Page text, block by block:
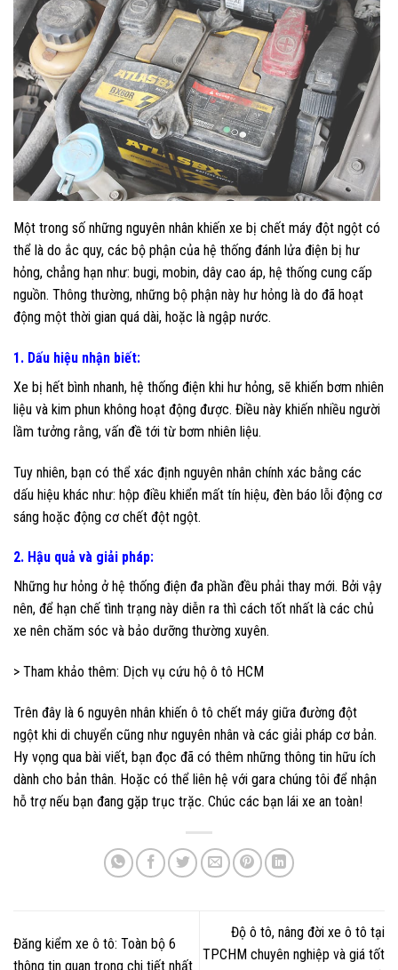
Một trong số những nguyên nhân khiến xe bị chết máy đột ngột có
thể là do ắc quy, các bộ phận của hệ thống đánh lửa điện bị hư
hỏng, chẳng hạn như: bugi, mobin, dây cao áp, hệ thống cung cấp
nguồn. Thông thường, những bộ phận này hư hỏng là do đã hoạt
động một thời gian quá dài, hoặc là ngập nước.
1. Dấu hiệu nhận biết:
Xe bị hết bình nhanh, hệ thống điện khi hư hỏng, sẽ khiến bơm nhiên
liệu và kim phun không hoạt động được. Điều này khiến nhiều người
lầm tưởng rằng, vấn đề tới từ bơm nhiên liệu.
Tuy nhiên, bạn có thể xác định nguyên nhân chính xác bằng các
dấu hiệu khác như: hộp điều khiển mất tín hiệu, đèn báo lỗi động cơ
sáng hoặc động cơ chết đột ngột.
2. Hậu quả và giải pháp:
Những hư hỏng ở hệ thống điện đa phần đều phải thay mới. Bởi vậy
nên, để hạn chế tình trạng này diễn ra thì cách tốt nhất là các chủ
xe nên chăm sóc và bảo dưỡng thường xuyên.
> Tham khảo thêm: Dịch vụ cứu hộ ô tô HCM
Trên đây là 6 nguyên nhân khiến ô tô chết máy giữa đường đột
ngột khi di chuyển cũng như nguyên nhân và các giải pháp cơ bản.
Hy vọng qua bài viết, bạn đọc đã có thêm những thông tin hữu ích
dành cho bản thân. Hoặc có thể liên hệ với gara chúng tôi để nhận
hỗ trợ nếu bạn đang gặp trục trặc. Chúc các bạn lái xe an toàn!
Đăng kiểm xe ô tô: Toàn bộ 6
thông tin quan trọng chi tiết nhất
Độ ô tô, nâng đời xe ô tô tại
TPCHM chuyên nghiệp và giá tốt